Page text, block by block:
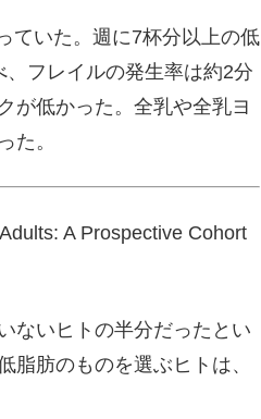
ていた。週に7杯分以上の低
フレイルの発生率は約2分
が低かった。全乳や全乳ヨ
た。
A Prospective Cohort
ないヒトの半分だったとい
脂肪のものを選ぶヒトは、